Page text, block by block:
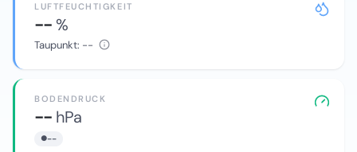
LUFTFEUCHTIGKEIT
--%
Taupunkt: --
BODENDRUCK
-- hPa
--